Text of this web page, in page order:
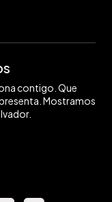
contigo. Que
Mostramos